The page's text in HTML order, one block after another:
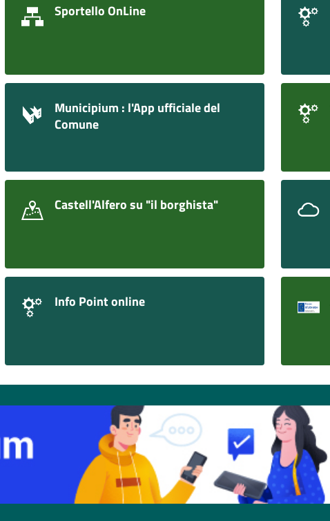
Sportello OnLine
Municipium : l'App ufficiale del
Comune
Castell'Alfero su "il borghista"
Info Point online